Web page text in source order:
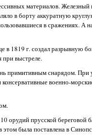
материалов. Железный
в борту аккуратную
в сражениях. А
в 1819 г. создал разрывную
при выстреле.
примитивным снарядом. При
военно-
орудий прусской береговой
была поставлена в